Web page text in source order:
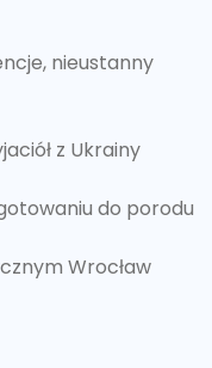
nieustanny
z Ukrainy
do porodu
Wrocław